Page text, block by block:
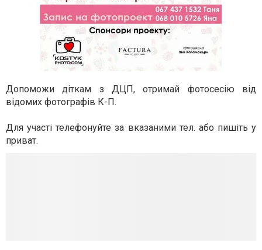
Допоможи діткам з ДЦП, отримай фотосесію від
відомих фотографів К-П.
Для участі телефонуйте за вказаними тел. або пишіть у
приват.